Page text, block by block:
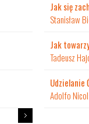
Jak się
Stanisław
Jak
Tadeusz
Udzielanie
Adolfo